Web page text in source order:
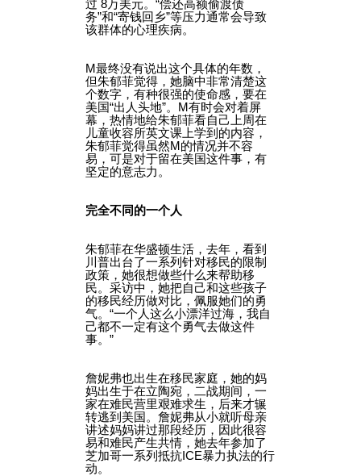
过 8万美元。“偿还高额偷渡债
务”和“寄钱回乡”等压力通常会导致
该群体的心理疾病。
M最终没有说出这个具体的年数，
但朱郁菲觉得，她脑中非常清楚这
个数字，有种很强的使命感，要在
美国“出人头地”。M有时会对着屏
幕，热情地给朱郁菲看自己上周在
儿童收容所英文课上学到的内容，
朱郁菲觉得虽然M的情况并不容
易，可是对于留在美国这件事，有
坚定的意志力。
完全不同的一个人
朱郁菲在华盛顿生活，去年，看到
川普出台了一系列针对移民的限制
政策，她很想做些什么来帮助移
民。采访中，她把自己和这些孩子
的移民经历做对比，佩服她们的勇
气。“一个人这么小漂洋过海，我自
己都不一定有这个勇气去做这件
事。”
詹妮弗也出生在移民家庭，她的妈
妈出生于在立陶宛，二战期间，一
家在难民营里艰难求生，后来才辗
转逃到美国。詹妮弗从小就听母亲
讲述妈妈讲过那段经历，因此很容
易和难民产生共情，她去年参加了
芝加哥一系列抵抗ICE暴力执法的行
动。